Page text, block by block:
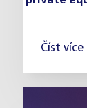
Číst více